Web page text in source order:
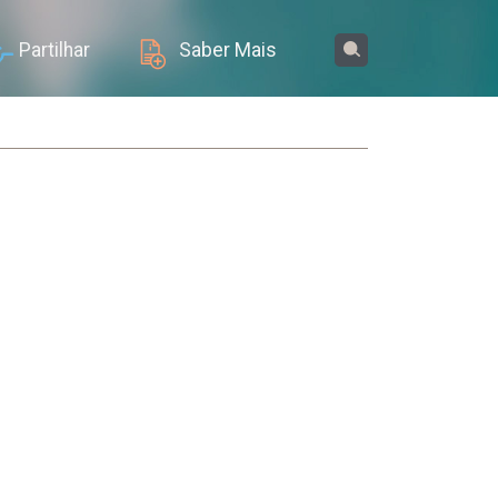
Partilhar Saber Mais